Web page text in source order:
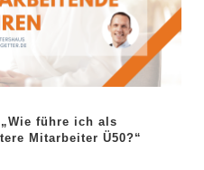
führe ich als
Mitarbeiter Ü50?“